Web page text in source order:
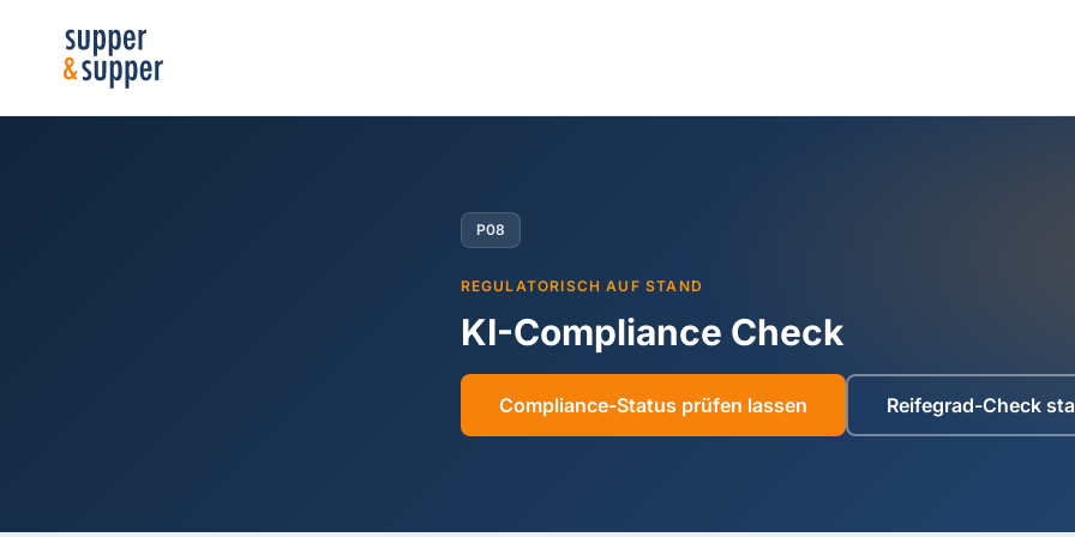
P08
REGULATORISCH AUF STAND
KI-Compliance Check
Compliance-Status prüfen lassen Reifegrad-Check